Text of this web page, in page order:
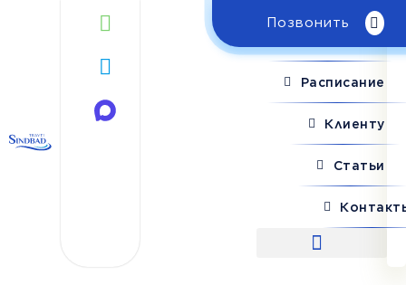
Позвонить
Расписание
Клиенту
Статьи